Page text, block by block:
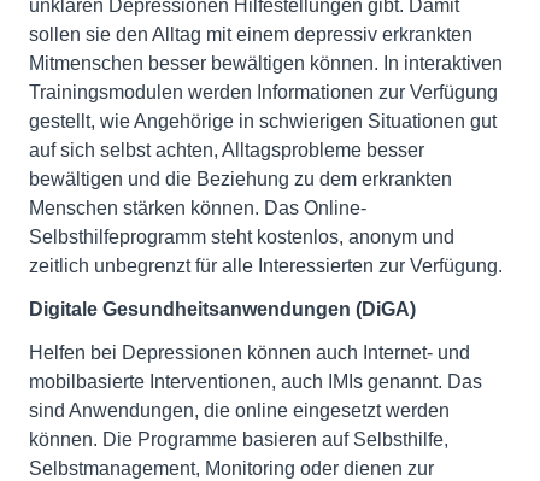
unklaren Depressionen Hilfestellungen gibt. Damit
sollen sie den Alltag mit einem depressiv erkrankten
Mitmenschen besser bewältigen können. In interaktiven
Trainingsmodulen werden Informationen zur Verfügung
gestellt, wie Angehörige in schwierigen Situationen gut
auf sich selbst achten, Alltagsprobleme besser
bewältigen und die Beziehung zu dem erkrankten
Menschen stärken können. Das Online-
Selbsthilfeprogramm steht kostenlos, anonym und
zeitlich unbegrenzt für alle Interessierten zur Verfügung.
Digitale Gesundheitsanwendungen (DiGA)
Helfen bei Depressionen können auch Internet- und
mobilbasierte Interventionen, auch IMIs genannt. Das
sind Anwendungen, die online eingesetzt werden
können. Die Programme basieren auf Selbsthilfe,
Selbstmanagement, Monitoring oder dienen zur